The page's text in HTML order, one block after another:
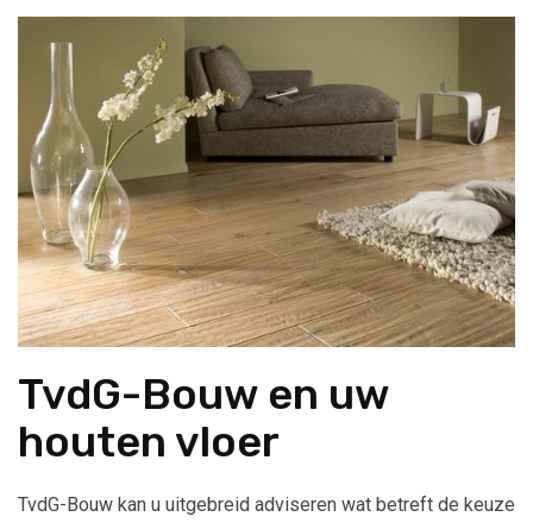
TvdG-Bouw en uw
houten vloer
TvdG-Bouw kan u uitgebreid adviseren wat betreft de keuze